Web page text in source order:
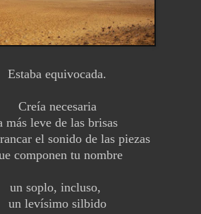
Estaba equivocada.
Creía necesaria
más leve de las brisas
el sonido de las piezas
componen tu nombre
un soplo, incluso,
un levísimo silbido